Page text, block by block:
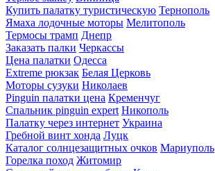
Купить палатку туристическую Тернополь
Ямаха лодочные моторы Мелитополь
Термосы трамп Днепр
Заказать палки Черкассы
Цена палатки Одесса
Extreme рюкзак Белая Церковь
Моторы сузуки Николаев
Pinguin палатки цена Кременчуг
Спальник pinguin expert Никополь
Палатку через интернет Украина
Гребной винт хонда Луцк
Каталог солнцезащитных очков Мариуполь
Горелка поход Житомир